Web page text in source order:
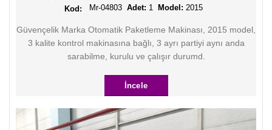
Adet: 1 Model: 2015
Mr-04803
Güvençelik Marka Otomatik Paketleme Makinası, 2015 model,
3 kalite kontrol makinasına bağlı, 3 ayrı partiyi aynı anda
sarabilme, kurulu ve çalışır durumd.
İncele